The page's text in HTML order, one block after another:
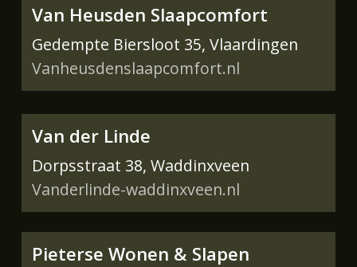
Van Heusden Slaapcomfort
Gedempte Biersloot 35, Vlaardingen
Vanheusdenslaapcomfort.nl
Van der Linde
Dorpsstraat 38, Waddinxveen
Vanderlinde-waddinxveen.nl
Pieterse Wonen & Slapen